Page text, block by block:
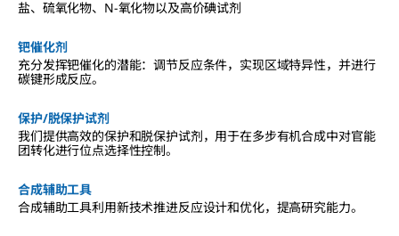
盐、硫氧化物、N-氧化物以及高价碘试剂
钯催化剂
充分发挥钯催化的潜能：调节反应条件，实现区域特异性，并进行
碳键形成反应。
保护/脱保护试剂
我们提供高效的保护和脱保护试剂，用于在多步有机合成中对官能
团转化进行位点选择性控制。
合成辅助工具
合成辅助工具利用新技术推进反应设计和优化，提高研究能力。